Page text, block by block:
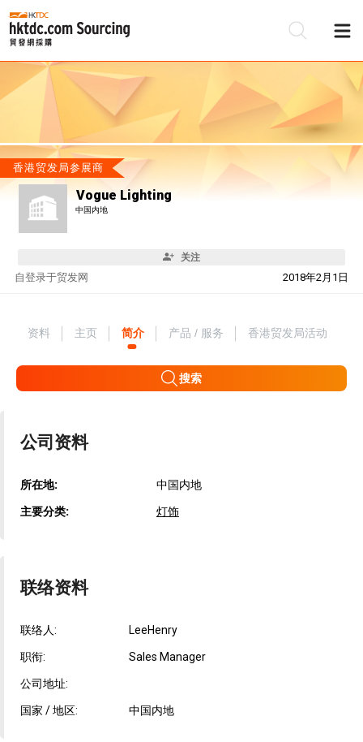
香港贸发局参展商
Vogue Lighting
中国内地
关注
自 2018年2月1日
登录于贸发网
资料 主页 简介 产品 / 服务 香港贸发局活动
搜索
公司资料
所在地: 中国内地
主要分类: 灯饰
联络资料
联络人: LeeHenry
职衔: Sales Manager
公司地址:
国家 / 地区: 中国内地